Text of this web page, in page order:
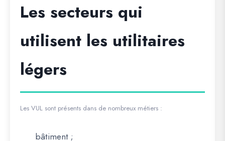
Les secteurs qui
utilisent les utilitaires
légers
Les VUL sont présents dans de nombreux métiers :
bâtiment ;